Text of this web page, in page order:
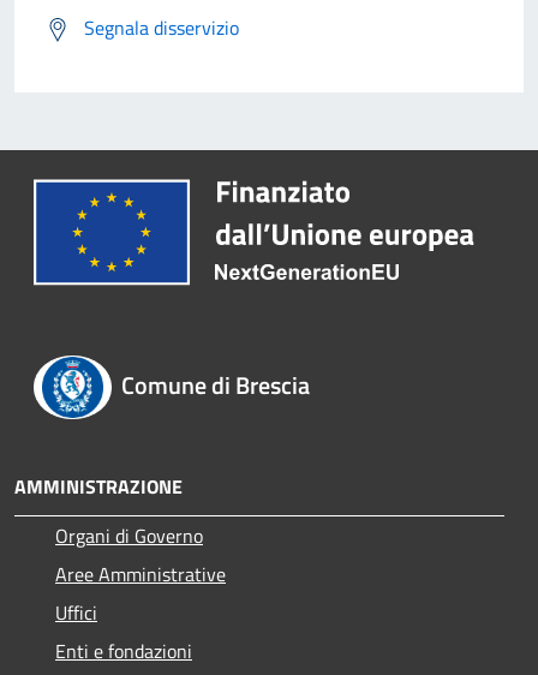
Segnala disservizio
Comune di Brescia
AMMINISTRAZIONE
Organi di Governo
Aree Amministrative
Uffici
Enti e fondazioni